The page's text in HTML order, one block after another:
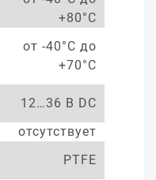
+80°С
от -40°С до
+70°С
12…36 В DC
отсутствует
PTFE